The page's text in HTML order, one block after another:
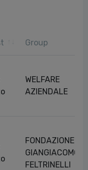
Group
WELFARE
AZIENDALE
FONDAZIONE
GIANGIACOMO
FELTRINELLI